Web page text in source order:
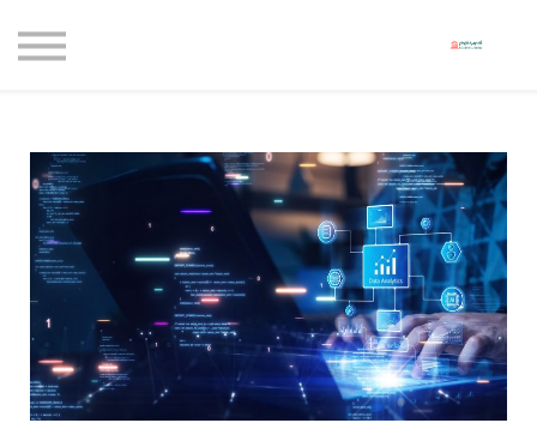
حساب جديد
تسجيل الدخول